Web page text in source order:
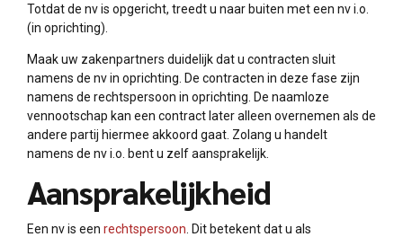
Totdat de nv is opgericht, treedt u naar buiten met een nv i.o.
(in oprichting).
Maak uw zakenpartners duidelijk dat u contracten sluit
namens de nv in oprichting. De contracten in deze fase zijn
namens de rechtspersoon in oprichting. De naamloze
vennootschap kan een contract later alleen overnemen als de
andere partij hiermee akkoord gaat. Zolang u handelt
namens de nv i.o. bent u zelf aansprakelijk.
Aansprakelijkheid
Een nv is een rechtspersoon . Dit betekent dat u als